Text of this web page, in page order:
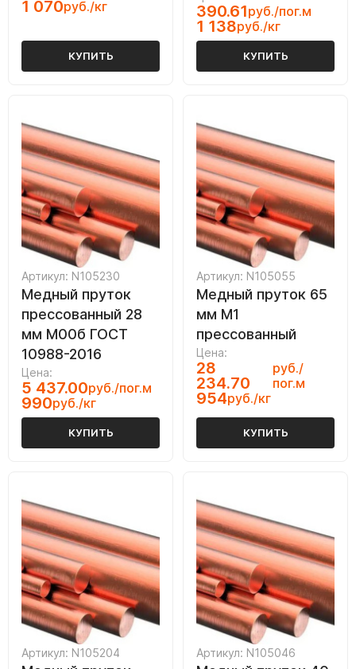
1 070руб./кг
КУПИТЬ
390.61руб./пог.м
1 138руб./кг
КУПИТЬ
Артикул: N105230
Медный пруток
прессованный 28
мм М00б ГОСТ
10988-2016
Цена:
5 437.00руб./пог.м
990руб./кг
КУПИТЬ
Артикул: N105055
Медный пруток 65
мм М1
прессованный
Цена:
28
234.70
руб./
пог.м
954руб./кг
КУПИТЬ
Артикул: N105204 Артикул: N105046